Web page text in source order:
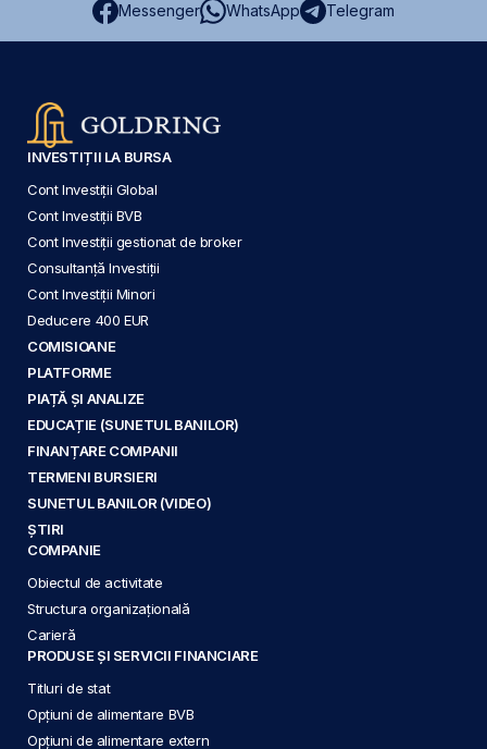
Messenger WhatsApp Telegram
INVESTIȚII LA BURSA
Cont Investiții Global
Cont Investiții BVB
Cont Investiții gestionat de broker
Consultanță Investiții
Cont Investiții Minori
Deducere 400 EUR
COMISIOANE
PLATFORME
PIAȚĂ ȘI ANALIZE
EDUCAȚIE (SUNETUL BANILOR)
FINANȚARE COMPANII
TERMENI BURSIERI
SUNETUL BANILOR (VIDEO)
ȘTIRI
COMPANIE
Obiectul de activitate
Structura organizațională
Carieră
PRODUSE ȘI SERVICII FINANCIARE
Titluri de stat
Opțiuni de alimentare BVB
Opțiuni de alimentare extern